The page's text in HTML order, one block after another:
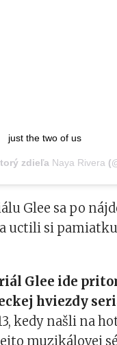
just the two of us
zdieľa Naya Rivera
Glee sa po
uctili si
Glee ide
hviezdy
kedy našli na
muzikálovej